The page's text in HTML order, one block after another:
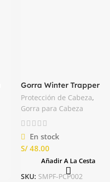
Gorra Winter Trapper
HA13 Portwest
Protección de Cabeza,
Gorra para Cabeza
En stock
S/
Añadir A La Cesta
SKU: SMPF-PCP002